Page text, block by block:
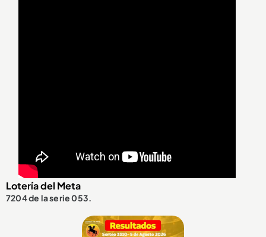
Lotería del Meta
7204 de la serie 053.